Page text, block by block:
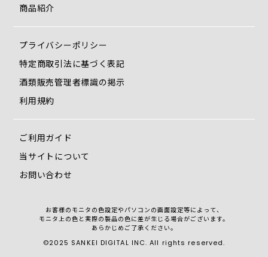
り出しやすく整理整頓が簡単。
柔らかい牛革ならではの自然なエイジングで、世界に一つだ
けの風合いが育ちます。
モンテスピガの上質な牛革長財布で、毎日の使いやすさと上
品さを両立しませんか？
贈り物としても、自分へのご褒美としても最適な逸品です。
ラウンド長財布のメリット
• 安心のファスナー開閉
お札を折らずに収納でき、カードやレシート、小銭などを効
率よく整理可能。
商品紹介
プライバシーポリシー
特定商取引法に基づく表記
酒類販売管理者標識の掲示
利用規約
ご利用ガイド
当サイトについて
お問い合わせ
お客様のモニタの色設定やパソコンの画面設定等によって、
モニタ上の色と実際の製品の色に差が生じる場合がございます。
あらかじめご了承ください。
©2025 SANKEI DIGITAL INC. All rights reserved.